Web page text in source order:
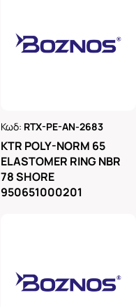
Κωδ: RTX-PE-AN-2683
KTR POLY-NORM 65
ELASTOMER RING NBR
78 SHORE
950651000201